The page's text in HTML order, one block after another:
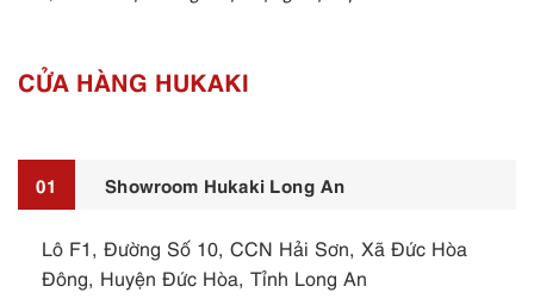
CỬA HÀNG HUKAKI
01 Showroom Hukaki Long An
Lô F1, Đường Số 10, CCN Hải Sơn, Xã Đức Hòa
Đông, Huyện Đức Hòa, Tỉnh Long An